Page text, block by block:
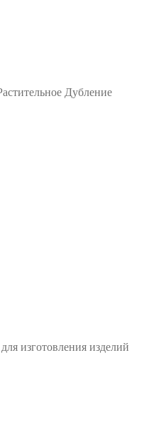
Дубление
изготовления изделий